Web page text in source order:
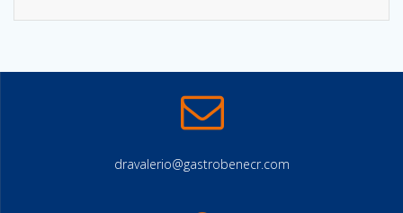
dravalerio@gastrobenecr.com